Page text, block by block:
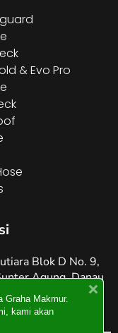
& Evo Pro
Blok D No. 9,
Agung, Danau
Utara –
Graha Makmur.
kami akan